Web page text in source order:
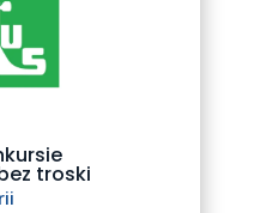
troski